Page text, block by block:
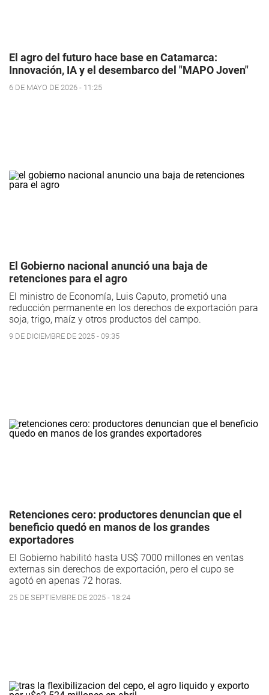
El agro del futuro hace base en Catamarca:
Innovación, IA y el desembarco del "MAPO Joven"
6 DE MAYO DE 2026 - 11:25
El Gobierno nacional anunció una baja de
retenciones para el agro
El ministro de Economía, Luis Caputo, prometió una
reducción permanente en los derechos de exportación para
soja, trigo, maíz y otros productos del campo.
9 DE DICIEMBRE DE 2025 - 09:35
Retenciones cero: productores denuncian que el
beneficio quedó en manos de los grandes
exportadores
El Gobierno habilitó hasta US$ 7000 millones en ventas
externas sin derechos de exportación, pero el cupo se
agotó en apenas 72 horas.
25 DE SEPTIEMBRE DE 2025 - 18:24